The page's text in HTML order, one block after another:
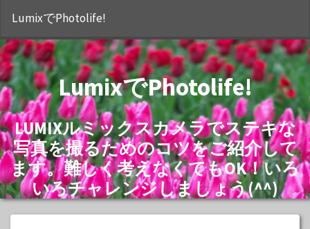
LumixでPhotolife!
LumixでPhotolife!
LUMIXルミックスカメラでステキな
写真を撮るためのコツをご紹介して
ます。難しく考えなくてもOK！いろ
いろチャレンジしましょう(^^)